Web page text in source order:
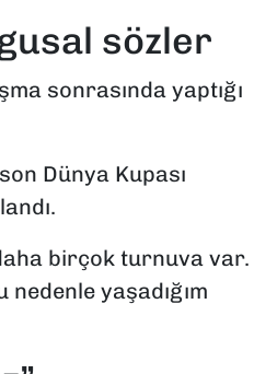
sözler
sonrasında yaptığı
Dünya Kupası
birçok turnuva var.
yaşadığım